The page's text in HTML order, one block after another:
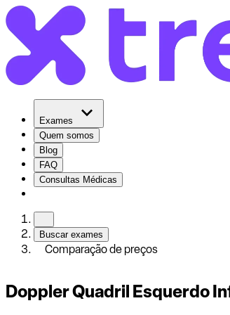
Exames
Quem somos
Blog
FAQ
Consultas Médicas
Buscar exames
Comparação de preços
Doppler Quadril Esquerdo